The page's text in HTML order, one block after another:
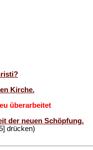
Kirche.
überarbeitet
der neuen Schöpfung.
drücken)